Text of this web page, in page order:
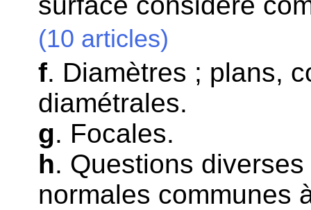
(10 articles)
f. Diamètres ; plans,
diamétrales.
g. Focales.
h. Questions
normales communes